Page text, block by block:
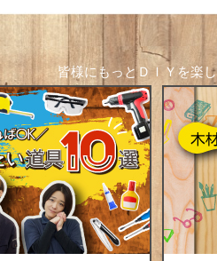
皆様にもっとＤＩＹを楽